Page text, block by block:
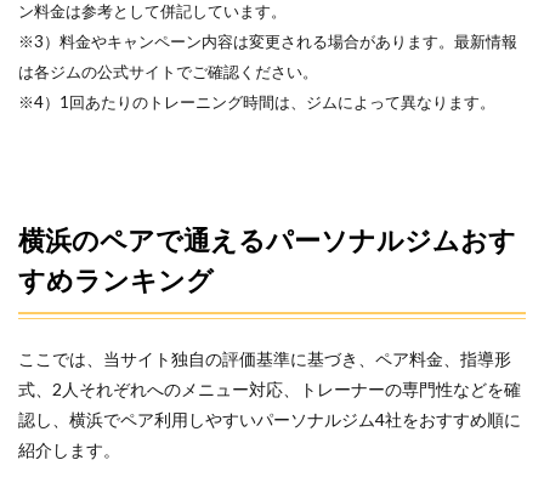
ン料金は参考として併記しています。
※3）料金やキャンペーン内容は変更される場合があります。最新情報
は各ジムの公式サイトでご確認ください。
※4）1回あたりのトレーニング時間は、ジムによって異なります。
横浜のペアで通えるパーソナルジムおす
すめランキング
ここでは、当サイト独自の評価基準に基づき、ペア料金、指導形
式、2人それぞれへのメニュー対応、トレーナーの専門性などを確
認し、横浜でペア利用しやすいパーソナルジム4社をおすすめ順に
紹介します。